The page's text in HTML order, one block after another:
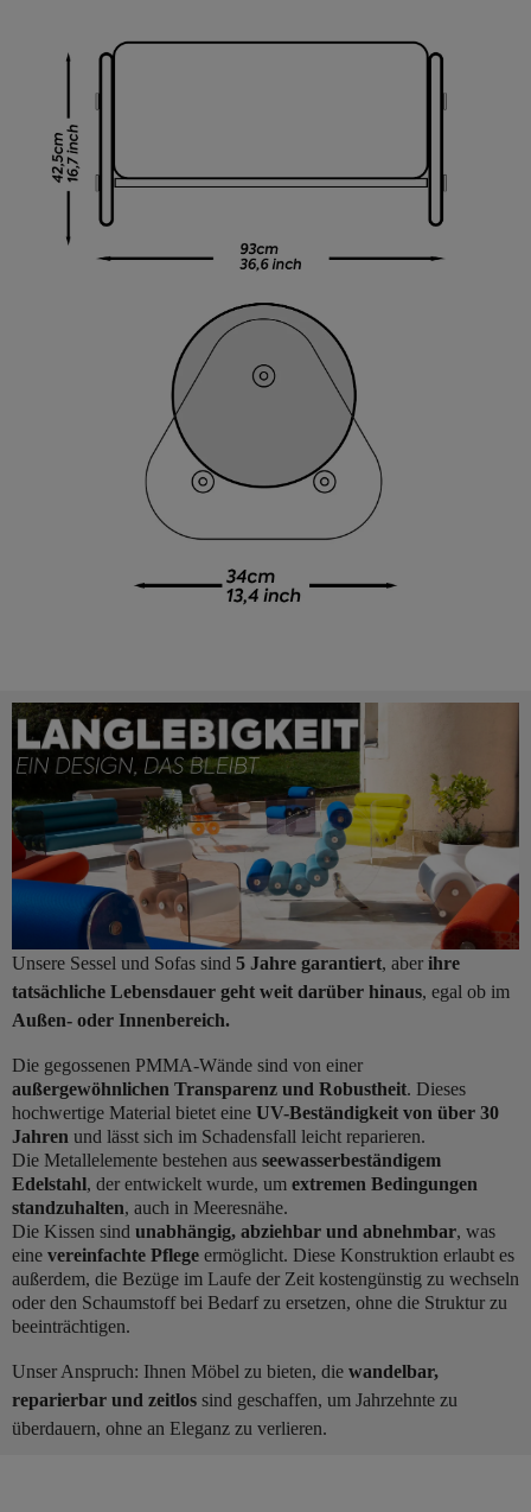
Unsere Sessel und Sofas sind 5 Jahre garantiert, aber ihre
tatsächliche Lebensdauer geht weit darüber hinaus, egal ob im
Außen- oder Innenbereich.
Die gegossenen PMMA-Wände sind von einer
außergewöhnlichen Transparenz und Robustheit. Dieses
hochwertige Material bietet eine UV-Beständigkeit von über 30
Jahren und lässt sich im Schadensfall leicht reparieren.
Die Metallelemente bestehen aus seewasserbeständigem
Edelstahl, der entwickelt wurde, um extremen Bedingungen
standzuhalten, auch in Meeresnähe.
Die Kissen sind unabhängig, abziehbar und abnehmbar, was
eine vereinfachte Pflege ermöglicht. Diese Konstruktion erlaubt es
außerdem, die Bezüge im Laufe der Zeit kostengünstig zu wechseln
oder den Schaumstoff bei Bedarf zu ersetzen, ohne die Struktur zu
beeinträchtigen.
Unser Anspruch: Ihnen Möbel zu bieten, die wandelbar,
reparierbar und zeitlos sind geschaffen, um Jahrzehnte zu
überdauern, ohne an Eleganz zu verlieren.